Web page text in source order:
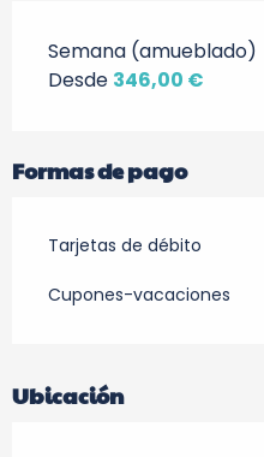
Semana (amueblado)
Desde 346,00 €
Formas de pago
Tarjetas de débito
Cupones-vacaciones
Ubicación